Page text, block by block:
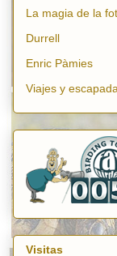
La magia de la
Durrell
Enric Pàmies
Viajes y
Visitas